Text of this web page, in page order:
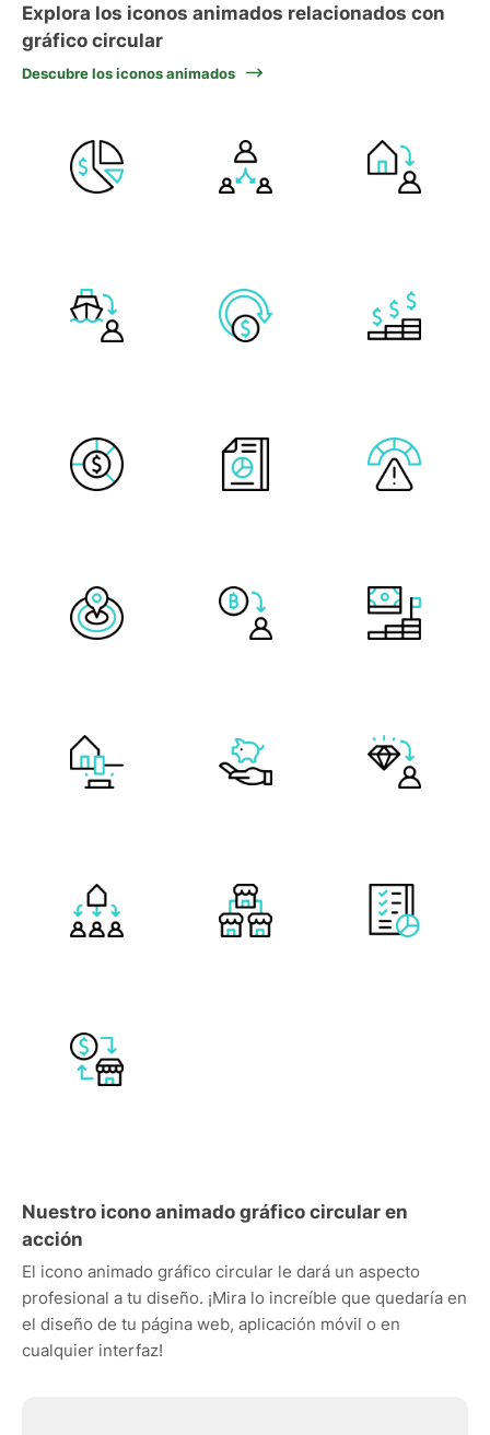
Explora los iconos animados relacionados con
gráfico circular
Descubre los iconos animados
Nuestro icono animado gráfico circular en
acción
El icono animado gráfico circular le dará un aspecto
profesional a tu diseño. ¡Mira lo increíble que quedaría en
el diseño de tu página web, aplicación móvil o en
cualquier interfaz!